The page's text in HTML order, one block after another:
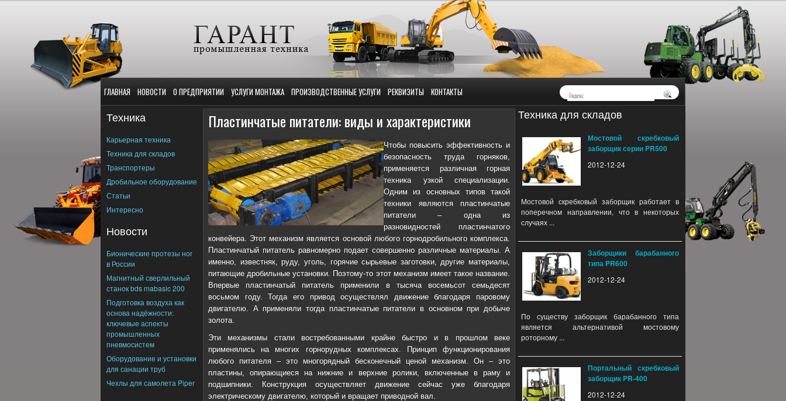
ГЛАВНАЯ НОВОСТИ О ПРЕДПРИЯТИИ УСЛУГИ МОНТАЖА ПРОИЗВОДСТВЕННЫЕ УСЛУГИ РЕКВИЗИТЫ КОНТАКТЫ
Техника
Карьерная техника
Техника для складов
Транспортеры
Дробильное оборудование
Статьи
Интересно
Новости
Бионические протезы ног
в России
Магнитный сверлильный
станок bds mabasic 200
Подготовка воздуха как
основа надёжности:
ключевые аспекты
промышленных
пневмосистем
Оборудование и установки
для санации труб
Чехлы для самолета Piper
Пластинчатые питатели: виды и характеристики
Чтобы повысить эффективность и
безопасность труда горняков,
применяется различная горная
техника узкой специализации.
Одним из основных типов такой
техники являются пластинчатые
питатели – одна из
разновидностей пластинчатого
конвейера. Этот механизм является основой любого горнодробильного комплекса.
Пластинчатый питатель равномерно подает совершенно различные материалы. А
именно, известняк, руду, уголь, горячие сырьевые заготовки, другие материалы,
питающие дробильные установки. Поэтому-то этот механизм имеет такое название.
Впервые пластинчатый питатель применили в тысяча восемьсот семьдесят
восьмом году. Тогда его привод осуществлял движение благодаря паровому
двигателю. А применяли тогда пластинчатые питатели в основном при добыче
золота.
Эти механизмы стали востребованными крайне быстро и в прошлом веке
применялись на многих горнорудных комплексах. Принцип функционирования
любого питателя – это многорядный бесконечный ценой механизм. Он – это
пластины, опирающиеся на нижние и верхние ролики, включенные в раму и
подшипники. Конструкция осуществляет движение сейчас уже благодаря
электрическому двигателю, который и вращает приводной вал.
Техника для складов
Мостовой скребковый
заборщик серии PR500
Мостовой скребковый заборщик работает в
поперечном направлении, что в некоторых
случаях ...
2012-12-24
Заборщики барабанного
типа PR600
По существу заборщик барабанного типа
является альтернативой мостовому
роторному ...
2012-12-24
Портальный скребковый
заборщик PR-400
2012-12-24